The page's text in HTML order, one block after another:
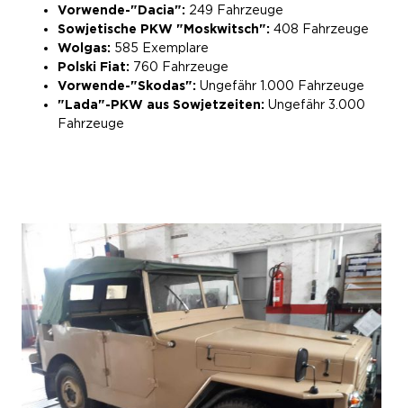
Vorwende-"Dacia": 249 Fahrzeuge
Sowjetische PKW "Moskwitsch": 408 Fahrzeuge
Wolgas: 585 Exemplare
Polski Fiat: 760 Fahrzeuge
Vorwende-"Skodas": Ungefähr 1.000 Fahrzeuge
"Lada"-PKW aus Sowjetzeiten: Ungefähr 3.000
Fahrzeuge